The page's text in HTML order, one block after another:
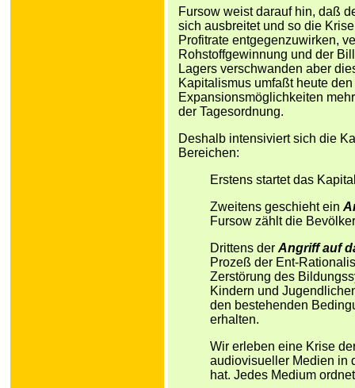
Fursow weist darauf hin, daß
sich ausbreitet und so die
Profitrate entgegenzuwirken,
Rohstoffgewinnung und der
Lagers verschwanden aber
Kapitalismus umfaßt heute
Expansionsmöglichkeiten
der Tagesordnung.
Deshalb intensiviert sich die
Bereichen:
Erstens startet das
Zweitens geschieht ein
Fursow zählt die
Drittens derAngriff auf
Prozeß der Ent-
Zerstörung des
Kindern und
den bestehenden
erhalten.
Wir erleben eine Krise
audiovisueller Medien in
hat. Jedes Medium